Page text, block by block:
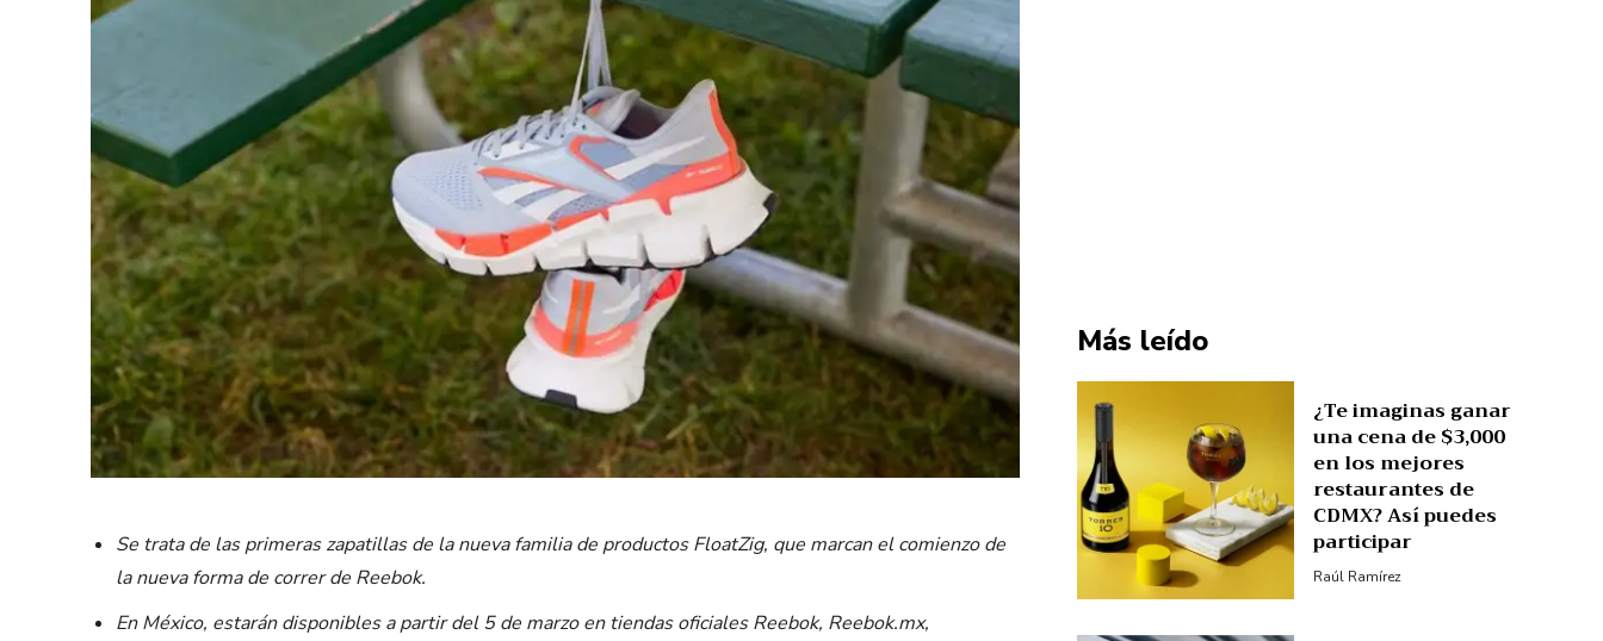
Se trata de las primeras zapatillas de la nueva familia de productos FloatZig, que marcan el comienzo de
la nueva forma de correr de Reebok.
En México, estarán disponibles a partir del 5 de marzo en tiendas oficiales Reebok, Reebok.mx,
Más leído
¿Te imaginas ganar
una cena de $3,000
en los mejores
restaurantes de
CDMX? Así puedes
participar
Raúl Ramírez